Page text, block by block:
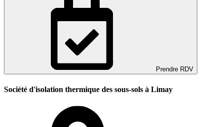
Prendre RDV
Société d'isolation thermique des sous-sols à Limay